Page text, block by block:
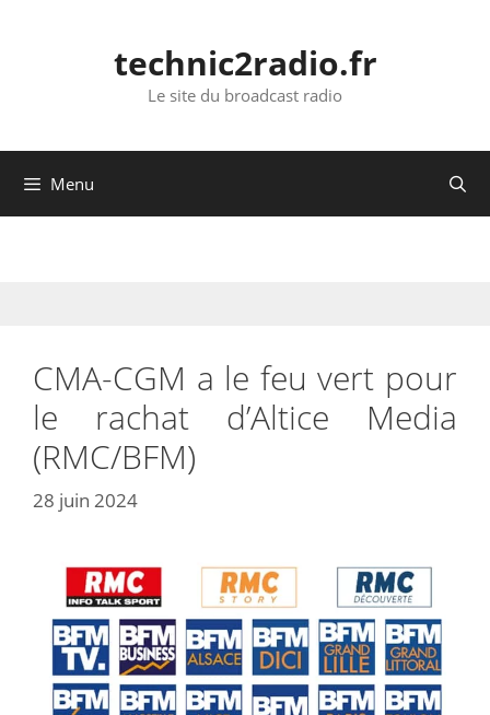
technic2radio.fr
Le site du broadcast radio
Menu
CMA-CGM a le feu vert pour
le rachat d’Altice Media
(RMC/BFM)
28 juin 2024